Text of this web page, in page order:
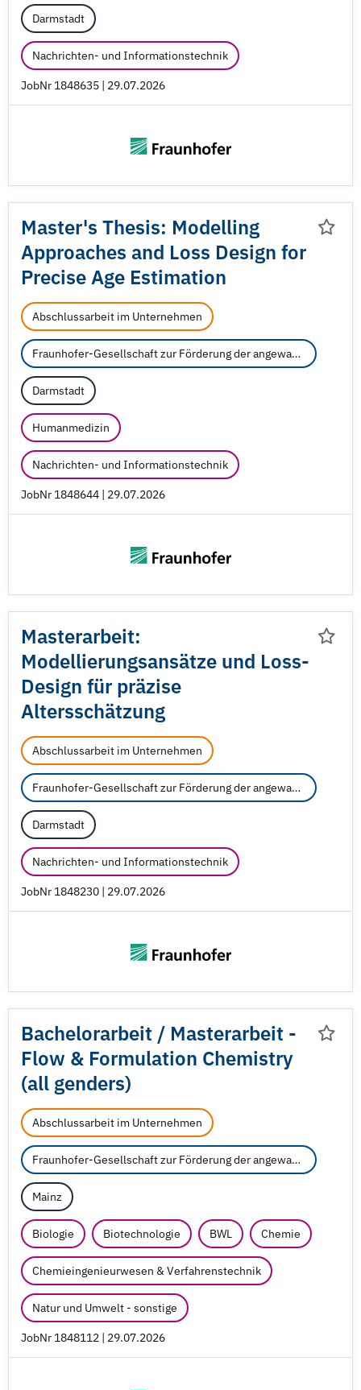
Darmstadt
Nachrichten- und Informationstechnik
JobNr 1848635 | 29.07.2026
Master's Thesis: Modelling
Approaches and Loss Design for
Precise Age Estimation
Abschlussarbeit im Unternehmen
Fraunhofer-Gesellschaft zur Förderung der angewandten Forschung e.V.
Darmstadt
Humanmedizin
Nachrichten- und Informationstechnik
JobNr 1848644 | 29.07.2026
Masterarbeit:
Modellierungsansätze und Loss-
Design für präzise
Altersschätzung
Abschlussarbeit im Unternehmen
Fraunhofer-Gesellschaft zur Förderung der angewandten Forschung e.V.
Darmstadt
Nachrichten- und Informationstechnik
JobNr 1848230 | 29.07.2026
Bachelorarbeit / Masterarbeit -
Flow & Formulation Chemistry
(all genders)
Abschlussarbeit im Unternehmen
Fraunhofer-Gesellschaft zur Förderung der angewandten Forschung e.V.
Mainz
Biologie Biotechnologie BWL Chemie
Chemieingenieurwesen & Verfahrenstechnik
Natur und Umwelt - sonstige
JobNr 1848112 | 29.07.2026